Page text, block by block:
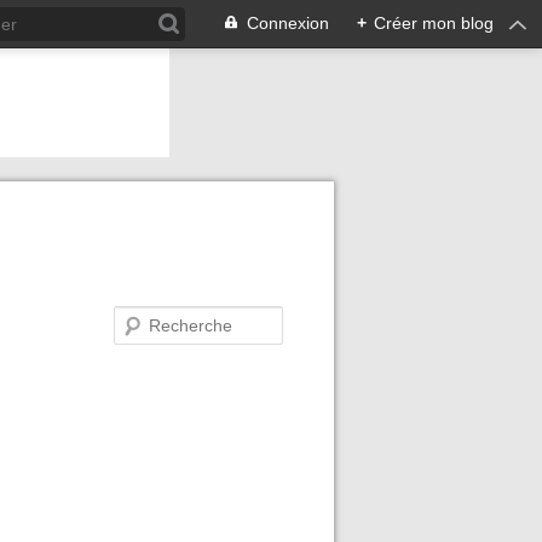
Connexion + Créer mon blog